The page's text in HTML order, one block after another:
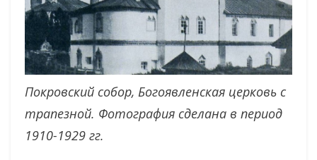
Покровский собор, Богоявленская церковь с
трапезной. Фотография сделана в период
1910-1929 гг.